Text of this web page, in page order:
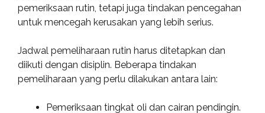
pemeriksaan rutin, tetapi juga tindakan pencegahan
untuk mencegah kerusakan yang lebih serius.
Jadwal pemeliharaan rutin harus ditetapkan dan
diikuti dengan disiplin. Beberapa tindakan
pemeliharaan yang perlu dilakukan antara lain:
Pemeriksaan tingkat oli dan cairan pendingin.